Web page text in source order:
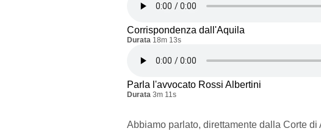
Corrispondenza dall'Aquila
Durata 18m 13s
Parla l'avvocato Rossi Albertini
Durata 3m 11s
Abbiamo parlato, direttamente dalla Corte